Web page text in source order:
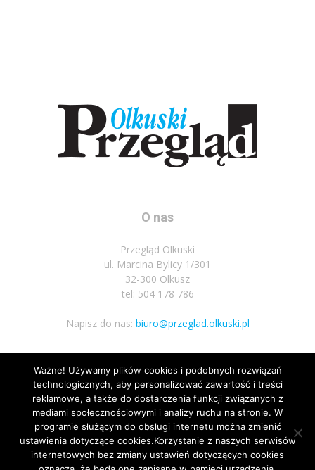
O nas
Przegląd Olkuski
ul. Marcina Bylicy 1/301
32-300 Olkusz
tel: 504 178 786
Napisz do nas: biuro@przeglad.olkuski.pl
Podążaj za nami
Ważne! Używamy plików cookies i podobnych rozwiązań
technologicznych, aby personalizować zawartość i treści
reklamowe, a także do dostarczenia funkcji związanych z
mediami społecznościowymi i analizy ruchu na stronie. W
programie służącym do obsługi internetu można zmienić
ustawienia dotyczące cookies.Korzystanie z naszych serwisów
internetowych bez zmiany ustawień dotyczących cookies